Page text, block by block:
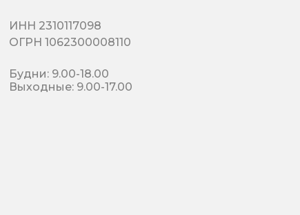
ИНН 2310117098
ОГРН 1062300008110
Будни: 9.00-18.00
Выходные: 9.00-17.00